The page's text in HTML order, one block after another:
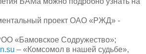
проект ОАО «РЖД» -
«Бамовское Содружество»;
– «Комсомол в нашей судьбе»,